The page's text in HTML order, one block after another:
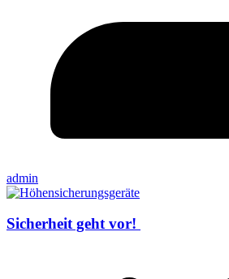
admin
Sicherheit geht vor!